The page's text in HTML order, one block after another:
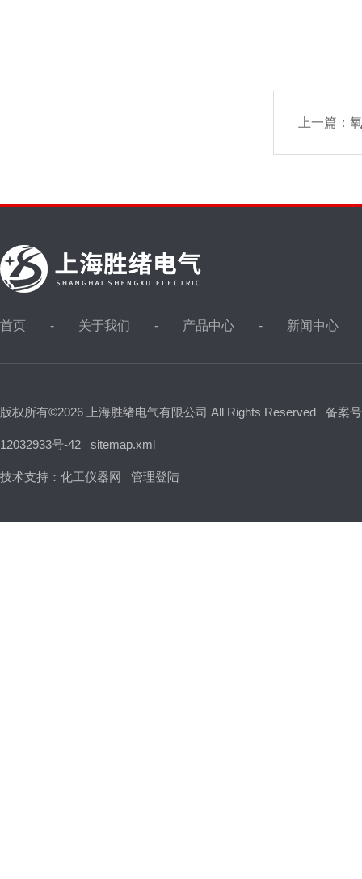
上一篇：
首页 关于我们 产品中心 新闻中心
版权所有©2026 上海胜绪电气有限公司 All Rights Reserved 备案
12032933号-42 sitemap.xml
技术支持： 化工仪器网 管理登陆